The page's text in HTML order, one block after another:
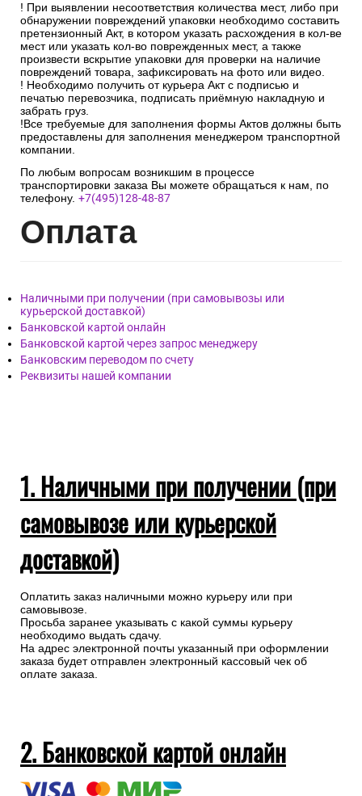
! При выявлении несоответствия количества мест, либо при
обнаружении повреждений упаковки необходимо составить
претензионный Акт, в котором указать расхождения в кол-ве
мест или указать кол-во поврежденных мест, а также
произвести вскрытие упаковки для проверки на наличие
повреждений товара, зафиксировать на фото или видео.
! Необходимо получить от курьера Акт с подписью и
печатью перевозчика, подписать приёмную накладную и
забрать груз.
!Все требуемые для заполнения формы Актов должны быть
предоставлены для заполнения менеджером транспортной
компании.
По любым вопросам возникшим в процессе
транспортировки заказа Вы можете обращаться к нам, по
телефону. +7(495)128-48-87
Оплата
Наличными при получении (при самовывозы или
курьерской доставкой)
Банковской картой онлайн
Банковской картой через запрос менеджеру
Банковским переводом по счету
Реквизиты нашей компании
1. Наличными при получении (при
самовывозе или курьерской
доставкой)
Оплатить заказ наличными можно курьеру или при
самовывозе.
Просьба заранее указывать с какой суммы курьеру
необходимо выдать сдачу.
На адрес электронной почты указанный при оформлении
заказа будет отправлен электронный кассовый чек об
оплате заказа.
2. Банковской картой онлайн